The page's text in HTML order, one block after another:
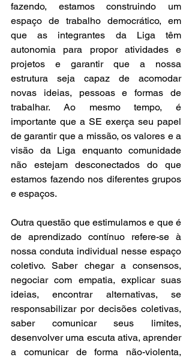
fazendo, estamos construindo um
espaço de trabalho democrático, em
que as integrantes da Liga têm
autonomia para propor atividades e
projetos e garantir que a nossa
estrutura seja capaz de acomodar
novas ideias, pessoas e formas de
trabalhar. Ao mesmo tempo, é
importante que a SE exerça seu papel
de garantir que a missão, os valores e a
visão da Liga enquanto comunidade
não estejam desconectados do que
estamos fazendo nos diferentes grupos
e espaços.
Outra questão que estimulamos e que é
de aprendizado contínuo refere-se à
nossa conduta individual nesse espaço
coletivo. Saber chegar a consensos,
negociar com empatia, explicar suas
ideias, encontrar alternativas, se
responsabilizar por decisões coletivas,
saber comunicar seus limites,
desenvolver uma escuta ativa, aprender
a comunicar de forma não-violenta,